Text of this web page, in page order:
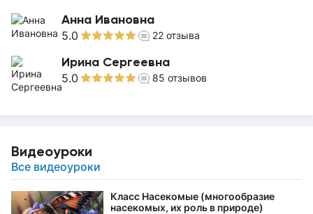
Анна Ивановна
5.0 22 отзыва
Ирина Сергеевна
5.0 85 отзывов
Видеоуроки
Все видеоуроки
Класс Насекомые (многообразие
насекомых, их роль в природе)